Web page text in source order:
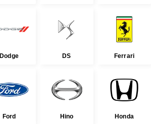
Dodge DS Ferrari
Ford Hino Honda